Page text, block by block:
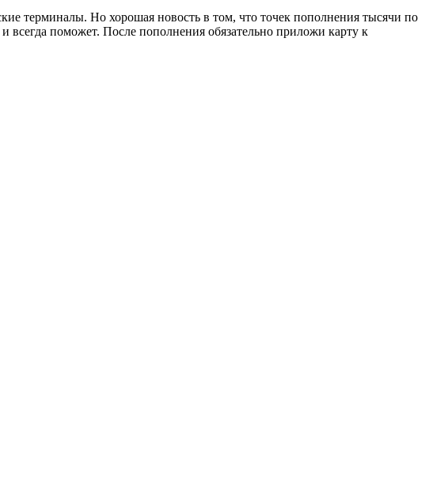
терминалы. Но хорошая новость в том, что точек пополнения тысячи по
поможет. После пополнения обязательно приложи карту к